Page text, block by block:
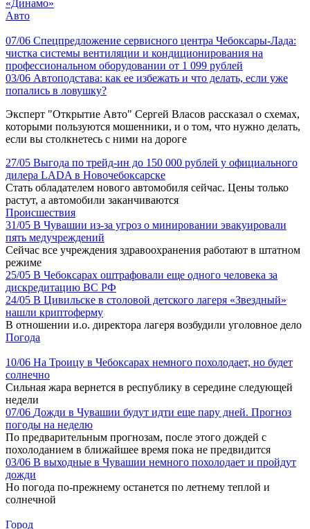
«Динамо»
Авто
07/06 Спецпредложение сервисного центра Чебоксары-Лада:
чистка системы вентиляции и кондиционирования на
профессиональном оборудовании от 1 099 рублей
03/06 Автоподстава: как ее избежать и что делать, если уже
попались в ловушку?
Эксперт "Открытие Авто" Сергей Власов рассказал о схемах,
которыми пользуются мошенники, и о том, что нужно делать,
если вы столкнетесь с ними на дороге
27/05 Выгода по трейд-ин до 150 000 рублей у официального
дилера LADA в Новочебоксарске
Стать обладателем нового автомобиля сейчас. Цены только
растут, а автомобили заканчиваются
Происшествия
31/05 В Чувашии из-за угроз о минировании эвакуировали
пять медучреждений
Сейчас все учреждения здравоохранения работают в штатном
режиме
25/05 В Чебоксарах оштрафовали еще одного человека за
дискредитацию ВС РФ
24/05 В Цивильске в столовой детского лагеря «Звездный»
нашли криптоферму
В отношении и.о. директора лагеря возбудили уголовное дело
Погода
10/06 На Троицу в Чебоксарах немного похолодает, но будет
солнечно
Сильная жара вернется в республику в середине следующей
недели
07/06 Дожди в Чувашии будут идти еще пару дней. Прогноз
погоды на неделю
По предварительным прогнозам, после этого дождей с
похолоданием в ближайшее время пока не предвидится
03/06 В выходные в Чувашии немного похолодает и пройдут
дожди
Но погода по-прежнему останется по летнему теплой и
солнечной
Город